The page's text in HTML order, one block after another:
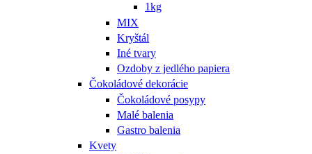
1kg
MIX
Kryštál
Iné tvary
Ozdoby z jedlého papiera
Čokoládové dekorácie
Čokoládové posypy
Malé balenia
Gastro balenia
Kvety